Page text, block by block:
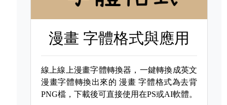
漫畫 字體格式與應用
線上線上漫畫字體轉換器，一鍵轉換成英文
漫畫字體轉換出來的漫畫 字體格式為去背
PNG檔，下載後可直接使用在PS或AI軟體。